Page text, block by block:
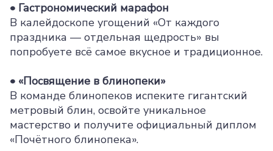
• Гастрономический марафон
В калейдоскопе угощений «От каждого
праздника — отдельная щедрость» вы
попробуете всё самое вкусное и традиционное.
• «Посвящение в блинопеки»
В команде блинопеков испеките гигантский
метровый блин, освойте уникальное
мастерство и получите официальный диплом
«Почётного блинопека».